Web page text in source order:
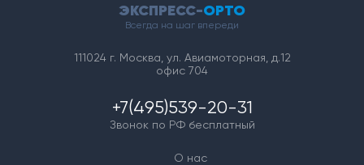
ЭКСПРЕСС-ОРТО
Всегда на шаг впереди
111024 г. Москва, ул. Авиамоторная, д.12
офис 704
+7(495)539-20-31
Звонок по РФ бесплатный
О нас